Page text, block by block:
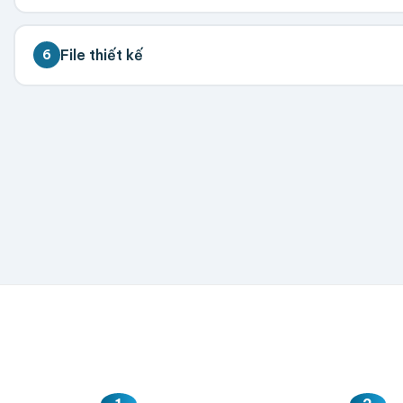
💡 Đặt càng nhiều giá càng tốt. Vui lòng liên hệ để
6 File thiết kế